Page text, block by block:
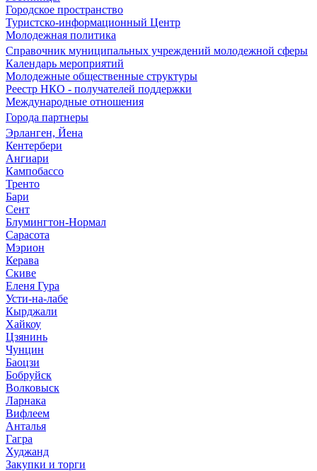
Городское пространство
Туристско-информационный Центр
Молодежная политика
Справочник муниципальных учреждений молодежной сферы
Календарь мероприятий
Молодежные общественные структуры
Реестр НКО - получателей поддержки
Международные отношения
Города партнеры
Эрланген, Йена
Кентербери
Ангиари
Кампобассо
Тренто
Бари
Сент
Блумингтон-Нормал
Сарасота
Мэрион
Керава
Скиве
Еленя Гура
Усти-на-лабе
Кырджали
Хайкоу
Цзянинь
Чунцин
Баоцзи
Бобруйск
Волковыск
Ларнака
Вифлеем
Анталья
Гагра
Худжанд
Закупки и торги